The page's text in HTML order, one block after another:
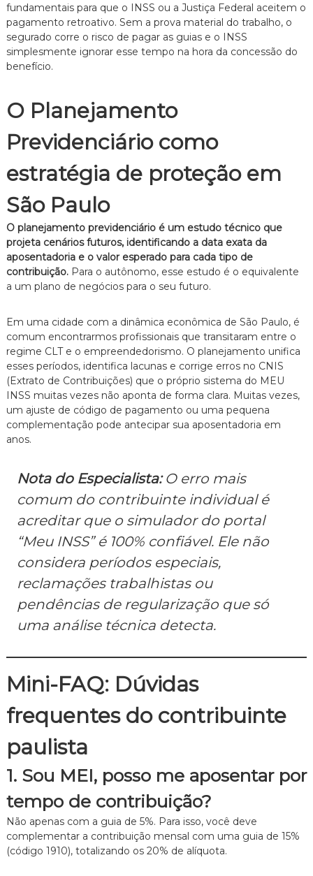
fundamentais para que o INSS ou a Justiça Federal aceitem o
pagamento retroativo. Sem a prova material do trabalho, o
segurado corre o risco de pagar as guias e o INSS
simplesmente ignorar esse tempo na hora da concessão do
benefício.
O Planejamento
Previdenciário como
estratégia de proteção em
São Paulo
O planejamento previdenciário é um estudo técnico que
projeta cenários futuros, identificando a data exata da
aposentadoria e o valor esperado para cada tipo de
contribuição.Para o autônomo, esse estudo é o equivalente
a um plano de negócios para o seu futuro.
Em uma cidade com a dinâmica econômica de São Paulo, é
comum encontrarmos profissionais que transitaram entre o
regime CLT e o empreendedorismo. O planejamento unifica
esses períodos, identifica lacunas e corrige erros no CNIS
(Extrato de Contribuições) que o próprio sistema do MEU
INSS muitas vezes não aponta de forma clara. Muitas vezes,
um ajuste de código de pagamento ou uma pequena
complementação pode antecipar sua aposentadoria em
anos.
Nota do Especialista:O erro mais
comum do contribuinte individual é
acreditar que o simulador do portal
“Meu INSS” é 100% confiável. Ele não
considera períodos especiais,
reclamações trabalhistas ou
pendências de regularização que só
uma análise técnica detecta.
Mini-FAQ: Dúvidas
frequentes do contribuinte
paulista
1. Sou MEI, posso me aposentar por
tempo de contribuição?
Não apenas com a guia de 5%. Para isso, você deve
complementar a contribuição mensal com uma guia de 15%
(código 1910), totalizando os 20% de alíquota.